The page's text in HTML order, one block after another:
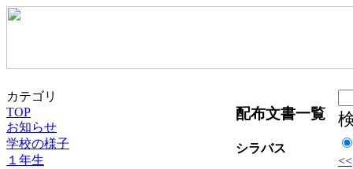
カテゴリ
TOP
お知らせ
学校の様子
１年生
配布文書一覧
シラバス
<<